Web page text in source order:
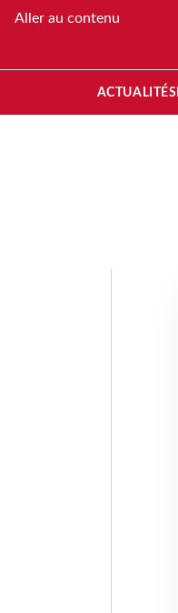
Aller au contenu
ACTUALITÉS